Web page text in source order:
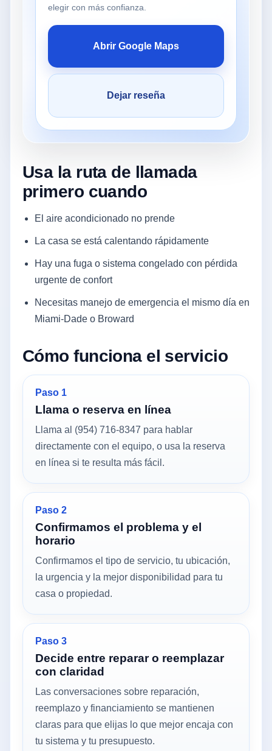
elegir con más confianza.
Abrir Google Maps
Dejar reseña
Usa la ruta de llamada
primero cuando
El aire acondicionado no prende
La casa se está calentando rápidamente
Hay una fuga o sistema congelado con pérdida
urgente de confort
Necesitas manejo de emergencia el mismo día en
Miami-Dade o Broward
Cómo funciona el servicio
Paso 1
Llama o reserva en línea
Llama al (954) 716-8347 para hablar
directamente con el equipo, o usa la reserva
en línea si te resulta más fácil.
Paso 2
Confirmamos el problema y el
horario
Confirmamos el tipo de servicio, tu ubicación,
la urgencia y la mejor disponibilidad para tu
casa o propiedad.
Paso 3
Decide entre reparar o reemplazar
con claridad
Las conversaciones sobre reparación,
reemplazo y financiamiento se mantienen
claras para que elijas lo que mejor encaja con
tu sistema y tu presupuesto.